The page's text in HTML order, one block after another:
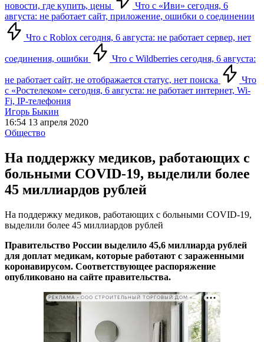
новости, где купить, цены
Что с «Иви» сегодня, 6
августа: не работает сайт, приложение, ошибки о соединении
Что с Roblox сегодня, 6 августа: не работает сервер, нет
соединения, ошибки Что с Wildberries сегодня, 6 августа:
не работает сайт, не отображается статус, нет поиска
Что
с «Ростелеком» сегодня, 6 августа: не работает интернет, Wi-
Fi, IP-телефония
Игорь Быкин
16:54 13 апреля 2020
Общество
На поддержку медиков, работающих с
больными COVID-19, выделили более
45 миллиардов рублей
На поддержку медиков, работающих с больными COVID-19,
выделили более 45 миллиардов рублей
Правительство России выделило 45,6 миллиарда рублей
для доплат медикам, которые работают с зараженными
коронавирусом. Соответствующее распоряжение
опубликовано на сайте правительства.
РЕКЛАМА • ООО СТРОИТЕЛЬНЫЙ ТОРГОВЫЙ ДОМ «ПЕТРОВИЧ». ИНН: 7802348846